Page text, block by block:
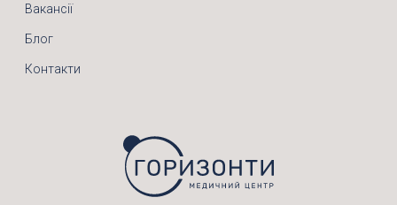
Вакансії
Блог
Контакти